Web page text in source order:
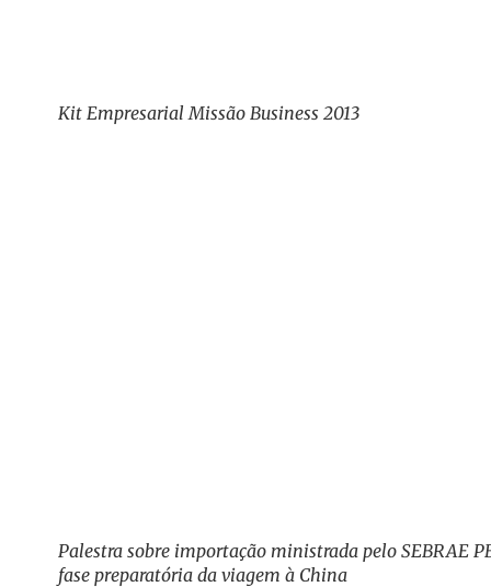
Kit Empresarial Missão Business 2013
Palestra sobre importação ministrada pelo SEBRAE
fase preparatória da viagem à China